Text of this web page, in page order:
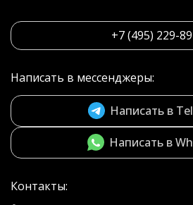
+7 (495) 229-
Написать в мессенджеры:
Написать в
Написать в
Контакты: